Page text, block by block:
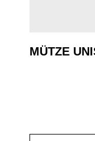
MÜTZE